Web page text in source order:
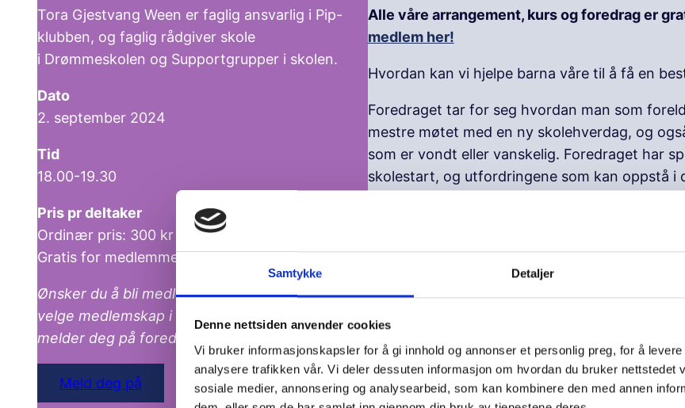
Samtykke Detaljer
Denne nettsiden anvender cookies
Vi bruker informasjonskapsler for å gi innhold og annonser et personlig preg, for å
analysere trafikken vår. Vi deler dessuten informasjon om hvordan du bruker nettstedet
sosiale medier, annonsering og analysearbeid, som kan kombinere den med annen
Tora Gjestvang Ween er faglig ansvarlig i Pip-
klubben, og faglig rådgiver skole
i Drømmeskolen og Supportgrupper i skolen.
Dato
2. september 2024
Tid
18.00-19.30
Pris pr deltaker
Ordinær pris: 300 kr ,-
Gratis for medlemmer
Ønsker du å bli medlem? Du får muligheten til å
velge medlemskap i samme skjema som du
melder deg på foredraget.
Meld deg på
Alle våre arrangement, kurs og foredrag er
medlem her!
Hvordan kan vi hjelpe barna våre til å få en
Foredraget tar for seg hvordan man som
mestre møtet med en ny skolehverdag, og
som er vondt eller vanskelig. Foredraget har
skolestart, og utfordringene som kan oppstå i
Voksne for Barns visjon er «Trygge voksne,
foreldre i sin viktige rolle og tydeliggjøre
I foredraget ser vi nærmere på:
Mestringsstrategier og sosial
Fellesskap og tilhørighet
Foreldres som beskyttende faktor mot